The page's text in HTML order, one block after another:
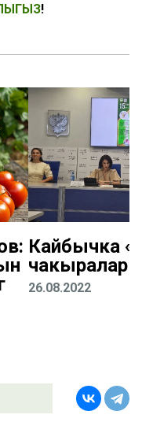
!
Кайбычка
чакыралар
26.08.2022